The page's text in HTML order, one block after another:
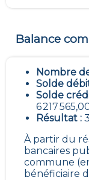
Balance
Nombre
Solde
Solde
6 217
Résultat :
À partir du
bancaires
commune
bénéficiaire